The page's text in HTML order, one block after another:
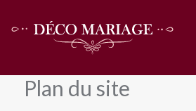
Plan du site